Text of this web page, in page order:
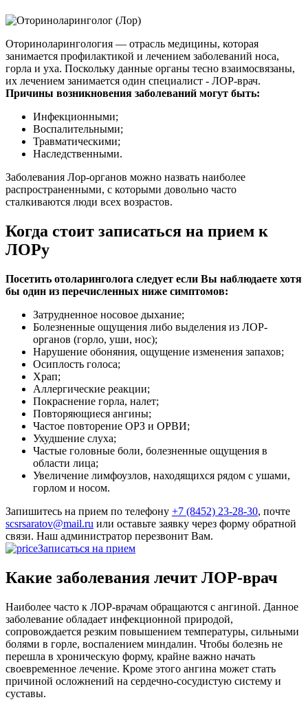
Оториноларингология — отрасль медицины, которая
занимается профилактикой и лечением заболеваний носа,
горла и уха. Поскольку данные органы тесно взаимосвязаны,
их лечением занимается один специалист - ЛОР-врач.
Причины возникновения заболеваний могут быть:
Инфекционными;
Воспалительными;
Травматическими;
Наследственными.
Заболевания Лор-органов можно назвать наиболее
распространенными, с которыми довольно часто
сталкиваются люди всех возрастов.
Когда стоит записаться на прием к
ЛОРу
Посетить отоларинголога следует если Вы наблюдаете хотя
бы один из перечисленных ниже симптомов:
Затрудненное носовое дыхание;
Болезненные ощущения либо выделения из ЛОР-
органов (горло, уши, нос);
Нарушение обоняния, ощущение изменения запахов;
Осиплость голоса;
Храп;
Аллергические реакции;
Покраснение горла, налет;
Повторяющиеся ангины;
Частое повторение ОРЗ и ОРВИ;
Ухудшение слуха;
Частые головные боли, болезненные ощущения в
области лица;
Увеличение лимфоузлов, находящихся рядом с ушами,
горлом и носом.
Запишитесь на прием по телефону +7 (8452) 23-28-30, почте
scsrsaratov@mail.ru или оставьте заявку через форму обратной
связи. Наш администратор перезвонит Вам.
Записаться на прием
Какие заболевания лечит ЛОР-врач
Наиболее часто к ЛОР-врачам обращаются с ангиной. Данное
заболевание обладает инфекционной природой,
сопровождается резким повышением температуры, сильными
болями в горле, воспалением миндалин. Чтобы болезнь не
перешла в хроническую форму, крайне важно начать
своевременное лечение. Кроме этого ангина может стать
причиной осложнений на сердечно-сосудистую систему и
суставы.